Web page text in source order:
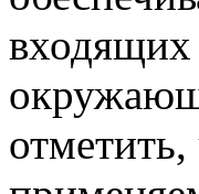
входящих